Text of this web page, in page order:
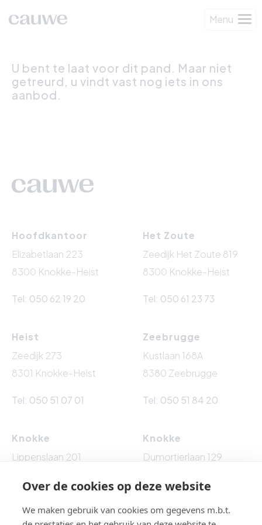
Menu
U bent te laat voor dit pand. Maar niet
getreurd, u vindt vast nog iets in ons
aanbod.
Hoofdkantoor
Elizabetlaan 223
8300 Knokke-Heist
Tel: 050 62 19 20
Het Zoute
Zeedijk Het Zoute 819
8300 Knokke-Heist
Tel: 050 61 23 73
Heist
Zeedijk 273
8301 Knokke-Heist
Tel: 050 51 07 01
Zeebrugge
Kustlaan 168A
8380 Zeebrugge
Tel: 050 51 84 20
Knokke
Lippenslaan 201
Knokke
Dumortierlaan 129
Over de cookies op deze website
We maken gebruik van cookies om gegevens m.b.t.